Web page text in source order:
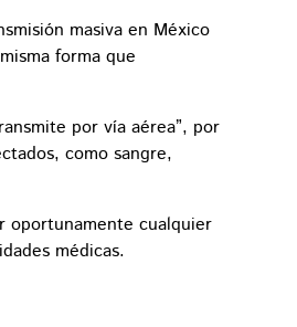
masiva en México
forma que
por vía aérea”, por
como sangre,
oportunamente cualquier
médicas.